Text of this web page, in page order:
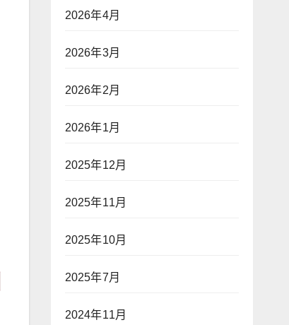
2026年4月
2026年3月
2026年2月
2026年1月
2025年12月
2025年11月
2025年10月
2025年7月
2024年11月